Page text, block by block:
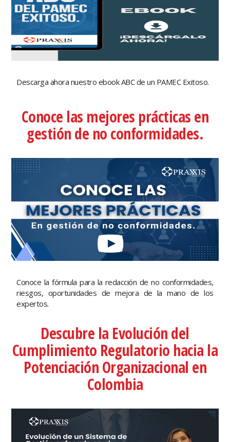
Descarga ahora nuestro ebook ABC de un PAMEC Exitoso.
Conoce las mejores prácticas en
gestión de no conformidades.
Conoce la fórmula para la redacción de no conformidades,
riesgos, oportunidades de mejora de la mano de los
expertos.
Descubre la Evolución del
Cumplimiento Regulatorio hacia la
Potenciación Organizacional en
Colombia